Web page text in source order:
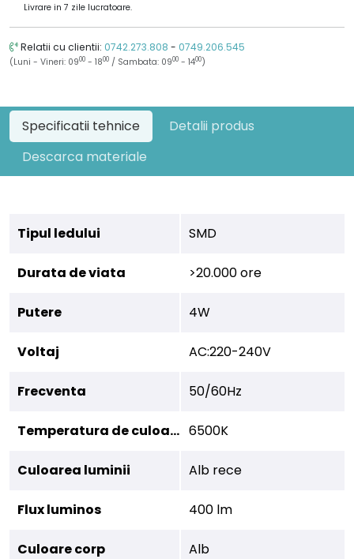
Livrare in 7 zile lucratoare.
Relatii cu clientii: 0742.273.808 - 0749.206.545
(Luni - Vineri: 0900 - 1800 / Sambata: 0900 - 1400)
Specificatii tehnice
Detalii produs
Descarca materiale
Tipul ledului SMD
Durata de viata >20.000 ore
Putere 4W
Voltaj AC:220-240V
Frecventa 50/60Hz
Temperatura de culoare 6500K
Culoarea luminii Alb rece
Flux luminos 400 lm
Culoare corp Alb